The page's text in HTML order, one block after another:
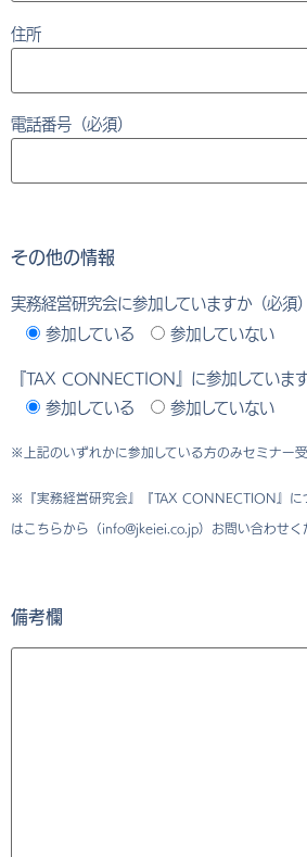
住所
電話番号（必須）
その他の情報
実務経営研究会に参加していますか（必須）
参加している
参加していない
『TAX CONNECTION』に参加していま
参加している
参加していない
※上記のいずれかに参加している方のみセミナー受
※『実務経営研究会』『TAX CONNECTION』に
はこちらから（info@jkeiei.co.jp）お問い合わせく
備考欄